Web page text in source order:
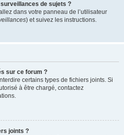
de sujets ?
dans votre panneau de l’utilisateur
) et suivez les instructions.
sur ce forum ?
certains types de fichiers joints. Si
à être chargé, contactez
joints ?